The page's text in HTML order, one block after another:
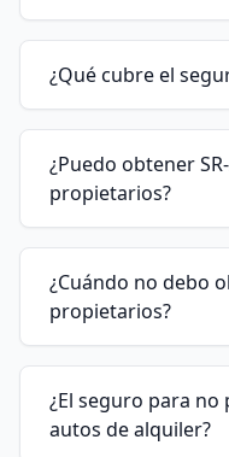
¿Qué cubre el
¿Puedo obtener
propietarios?
¿Cuándo no debo
propietarios?
¿El seguro para
autos de alquiler?